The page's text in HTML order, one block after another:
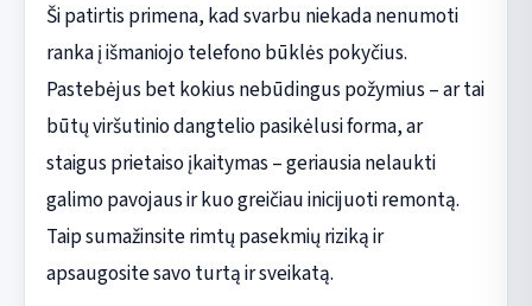
Ši patirtis primena, kad svarbu niekada nenumoti
ranka į išmaniojo telefono būklės pokyčius.
Pastebėjus bet kokius nebūdingus požymius – ar tai
būtų viršutinio dangtelio pasikėlusi forma, ar
staigus prietaiso įkaitymas – geriausia nelaukti
galimo pavojaus ir kuo greičiau inicijuoti remontą.
Taip sumažinsite rimtų pasekmių riziką ir
apsaugosite savo turtą ir sveikatą.